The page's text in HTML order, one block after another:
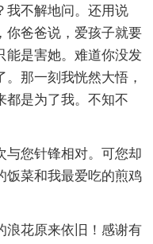
我不解地问。还用说
你爸爸说，爱孩子就要
能是害她。难道你没发
那一刻我恍然大悟，
都是为了我。不知不
与您针锋相对。可您却
饭菜和我最爱吃的煎鸡
浪花原来依旧！感谢有